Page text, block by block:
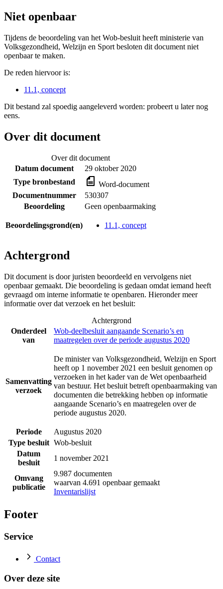
Niet openbaar
Tijdens de beoordeling van het Wob-besluit heeft ministerie van
Volksgezondheid, Welzijn en Sport besloten dit document niet
openbaar te maken.
De reden hiervoor is:
11.1, concept
Dit bestand zal spoedig aangeleverd worden: probeert u later nog
eens.
Over dit document
Over dit document
Datum document
29 oktober 2020
Type bronbestand
Word-document
Documentnummer
530307
Beoordeling
Geen openbaarmaking
Beoordelingsgrond(en) 11.1, concept
Achtergrond
Dit document is door juristen beoordeeld en vervolgens niet
openbaar gemaakt. Die beoordeling is gedaan omdat iemand heeft
gevraagd om interne informatie te openbaren. Hieronder meer
informatie over dat verzoek en het besluit:
Achtergrond
Onderdeel
van
Wob-deelbesluit aangaande Scenario’s en
maatregelen over de periode augustus 2020
Samenvatting
verzoek
De minister van Volksgezondheid, Welzijn en Sport
heeft op 1 november 2021 een besluit genomen op
verzoeken in het kader van de Wet openbaarheid
van bestuur. Het besluit betreft openbaarmaking van
documenten die betrekking hebben op informatie
aangaande Scenario’s en maatregelen over de
periode augustus 2020.
Periode
Augustus 2020
Type besluit Wob-besluit
Datum
besluit
1 november 2021
Omvang
publicatie
9.987 documenten
waarvan 4.691 openbaar gemaakt
Inventarislijst
Footer
Service
Contact
Over deze site